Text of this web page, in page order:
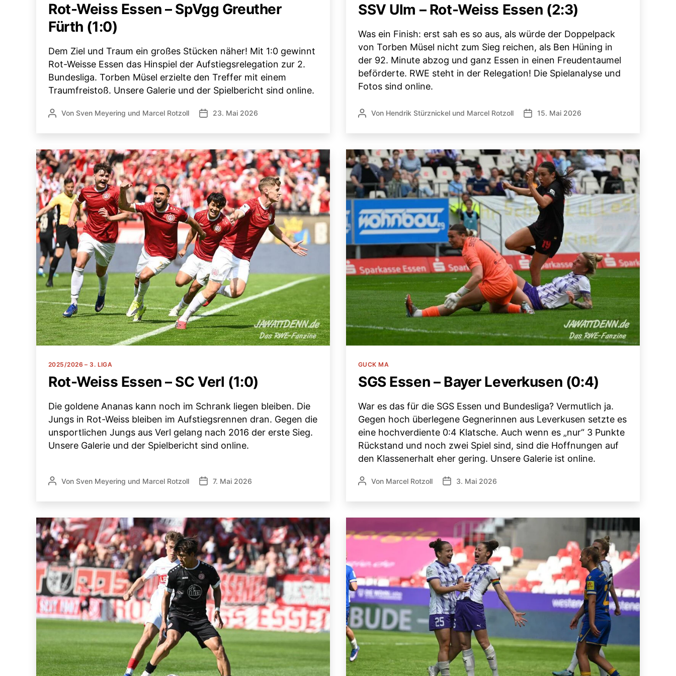
Rot-Weiss Essen – SpVgg Greuther
Fürth (1:0)
Dem Ziel und Traum ein großes Stücken näher! Mit 1:0 gewinnt
Rot-Weisse Essen das Hinspiel der Aufstiegsrelegation zur 2.
Bundesliga. Torben Müsel erzielte den Treffer mit einem
Traumfreistoß. Unsere Galerie und der Spielbericht sind online.
Beitragsautor
Von Sven Meyering und Marcel Rotzoll Veröffentlichungsdatum
23. Mai 2026
SSV Ulm – Rot-Weiss Essen (2:3)
Was ein Finish: erst sah es so aus, als würde der Doppelpack
von Torben Müsel nicht zum Sieg reichen, als Ben Hüning in
der 92. Minute abzog und ganz Essen in einen Freudentaumel
beförderte. RWE steht in der Relegation! Die Spielanalyse und
Fotos sind online.
Beitragsautor
Von Hendrik Stürznickel und Marcel Rotzoll Veröffentlichungsdatum
15. Mai 2026
Kategorien
2025/2026 – 3. LIGA
Rot-Weiss Essen – SC Verl (1:0)
Die goldene Ananas kann noch im Schrank liegen bleiben. Die
Jungs in Rot-Weiss bleiben im Aufstiegsrennen dran. Gegen die
unsportlichen Jungs aus Verl gelang nach 2016 der erste Sieg.
Unsere Galerie und der Spielbericht sind online.
Beitragsautor
Von Sven Meyering und Marcel Rotzoll Veröffentlichungsdatum
7. Mai 2026
Kategorien
GUCK MA
SGS Essen – Bayer Leverkusen (0:4)
War es das für die SGS Essen und Bundesliga? Vermutlich ja.
Gegen hoch überlegene Gegnerinnen aus Leverkusen setzte es
eine hochverdiente 0:4 Klatsche. Auch wenn es „nur“ 3 Punkte
Rückstand und noch zwei Spiel sind, sind die Hoffnungen auf
den Klassenerhalt eher gering. Unsere Galerie ist online.
Beitragsautor
Von Marcel Rotzoll Veröffentlichungsdatum
3. Mai 2026